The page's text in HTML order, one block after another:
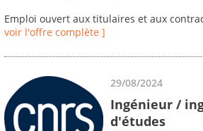
Emploi ouvert aux titulaires et aux
voir l'offre complète ]
29/08/2024
Ingénieur /
d'études